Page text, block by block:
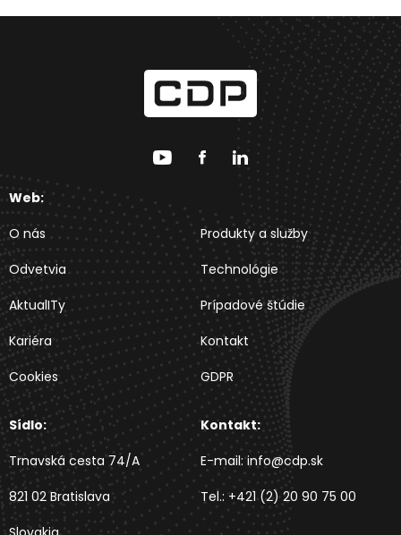
Web:
O nás
Produkty a služby
Odvetvia
Technológie
AktualITy
Prípadové štúdie
Kariéra
Kontakt
Cookies
GDPR
Sídlo:
Trnavská cesta 74/A
821 02 Bratislava
Kontakt:
E-mail: info@cdp.sk
Tel.: +421 (2) 20 90 75 00